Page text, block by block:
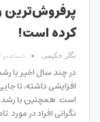
پرفروش‌ترین
کرده است!
نگار حکیمی دسامبر 12, 2023
در چند سال اخیر با
افزایشی داشته، تا
است. همچنین با رشد
نگرانی افراد در مورد